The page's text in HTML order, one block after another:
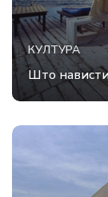
КУЛТУРА
Што